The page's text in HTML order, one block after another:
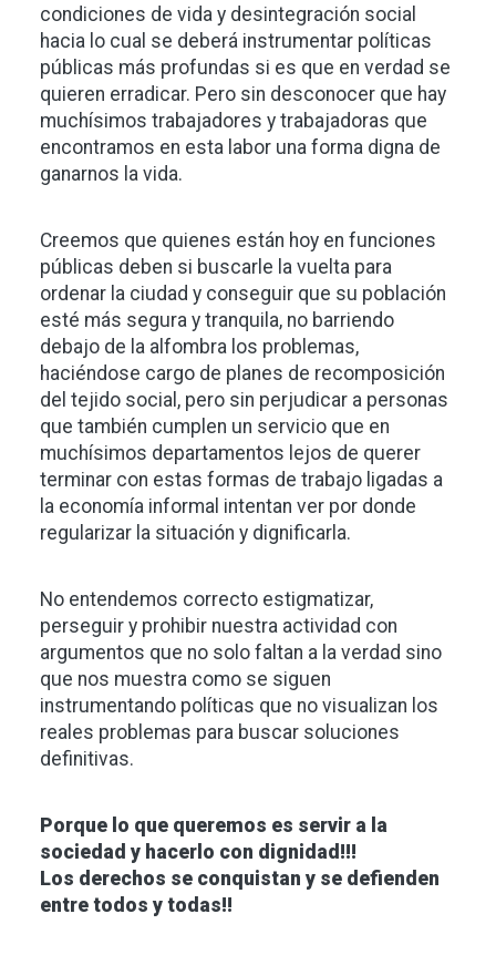
condiciones de vida y desintegración social
hacia lo cual se deberá instrumentar políticas
públicas más profundas si es que en verdad se
quieren erradicar. Pero sin desconocer que hay
muchísimos trabajadores y trabajadoras que
encontramos en esta labor una forma digna de
ganarnos la vida.
Creemos que quienes están hoy en funciones
públicas deben si buscarle la vuelta para
ordenar la ciudad y conseguir que su población
esté más segura y tranquila, no barriendo
debajo de la alfombra los problemas,
haciéndose cargo de planes de recomposición
del tejido social, pero sin perjudicar a personas
que también cumplen un servicio que en
muchísimos departamentos lejos de querer
terminar con estas formas de trabajo ligadas a
la economía informal intentan ver por donde
regularizar la situación y dignificarla.
No entendemos correcto estigmatizar,
perseguir y prohibir nuestra actividad con
argumentos que no solo faltan a la verdad sino
que nos muestra como se siguen
instrumentando políticas que no visualizan los
reales problemas para buscar soluciones
definitivas.
Porque lo que queremos es servir a la
sociedad y hacerlo con dignidad!!!
Los derechos se conquistan y se defienden
entre todos y todas!!